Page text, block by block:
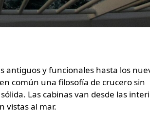
antiguos y funcionales hasta los
común una filosofía de crucero sin
Las cabinas van desde las
vistas al mar.